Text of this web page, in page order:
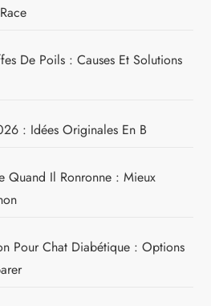
De Poils : Causes Et Solutions
: Idées Originales En B
Quand Il Ronronne : Mieux
Pour Chat Diabétique : Options